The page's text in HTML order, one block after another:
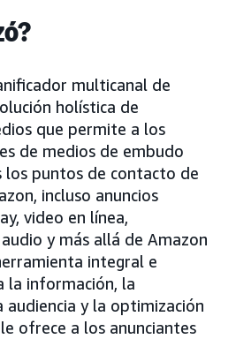
multicanal de
holística de
que permite a los
de medios de embudo
puntos de contacto de
incluso anuncios
video en línea,
y más allá de Amazon
integral e
la información, la
audiencia y la optimización
ofrece a los anunciantes